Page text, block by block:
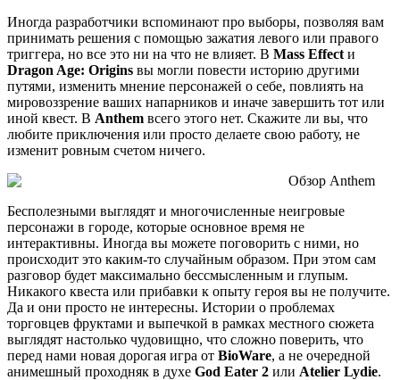
Иногда разработчики вспоминают про выборы, позволяя вам
принимать решения с помощью зажатия левого или правого
триггера, но все это ни на что не влияет. В Mass Effect и
Dragon Age: Origins вы могли повести историю другими
путями, изменить мнение персонажей о себе, повлиять на
мировоззрение ваших напарников и иначе завершить тот или
иной квест. В Anthem всего этого нет. Скажите ли вы, что
любите приключения или просто делаете свою работу, не
изменит ровным счетом ничего.
Бесполезными выглядят и многочисленные неигровые
персонажи в городе, которые основное время не
интерактивны. Иногда вы можете поговорить с ними, но
происходит это каким-то случайным образом. При этом сам
разговор будет максимально бессмысленным и глупым.
Никакого квеста или прибавки к опыту героя вы не получите.
Да и они просто не интересны. Истории о проблемах
торговцев фруктами и выпечкой в рамках местного сюжета
выглядят настолько чудовищно, что сложно поверить, что
перед нами новая дорогая игра от BioWare, а не очередной
анимешный проходняк в духе God Eater 2 или Atelier Lydie.